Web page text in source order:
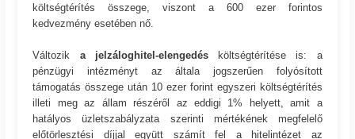
költségtérítés összege, viszont a 600 ezer forintos
kedvezmény esetében nő.
Változik a jelzáloghitel-elengedésköltségtérítése is: a
pénzügyi intézményt az általa jogszerűen folyósított
támogatás összege után 10 ezer forint egyszeri költségtérítés
illeti meg az állam részéről az eddigi 1% helyett, amit a
hatályos üzletszabályzata szerinti mértékének megfelelő
előtörlesztési díjjal együtt számít fel a hitelintézet az